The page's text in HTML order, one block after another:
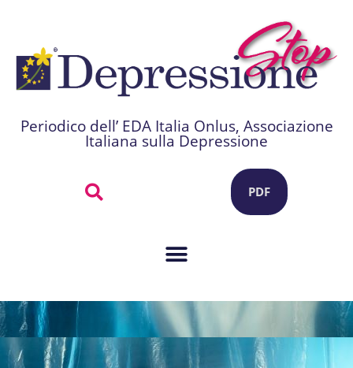
Periodico dell’ EDA Italia Onlus, Associazione
Italiana sulla Depressione
PDF